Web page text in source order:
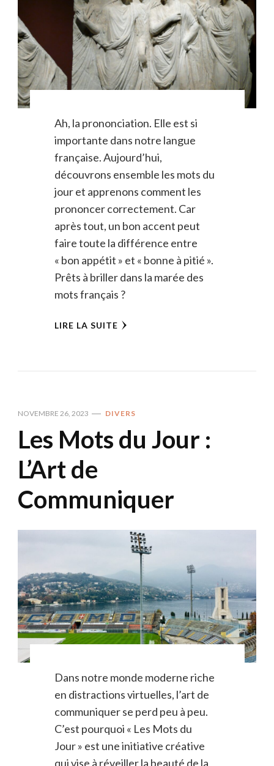
Ah, la prononciation. Elle est si
importante dans notre langue
française. Aujourd’hui,
découvrons ensemble les mots du
jour et apprenons comment les
prononcer correctement. Car
après tout, un bon accent peut
faire toute la différence entre
« bon appétit » et « bonne à pitié ».
Prêts à briller dans la marée des
mots français ?
LIRE LA SUITE
NOVEMBRE 26, 2023 DIVERS
Les Mots du Jour :
L’Art de
Communiquer
Dans notre monde moderne riche
en distractions virtuelles, l’art de
communiquer se perd peu à peu.
C’est pourquoi « Les Mots du
Jour » est une initiative créative
qui vise à réveiller la beauté de la